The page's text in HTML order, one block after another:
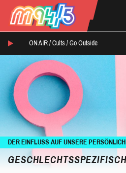
ON AIR / Cults / Go Outside
DER EINFLUSS AUF UNSERE